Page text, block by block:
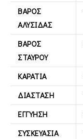
ΒΆΡΟΣ
ΑΛΥΣΊΔΑΣ
ΒΆΡΟΣ
ΣΤΑΥΡΟΎ
ΚΑΡΆΤΙΑ
ΔΙΆΣΤΑΣΗ
ΕΓΓΎΗΣΗ
ΣΥΣΚΕΥΑΣΊΑ